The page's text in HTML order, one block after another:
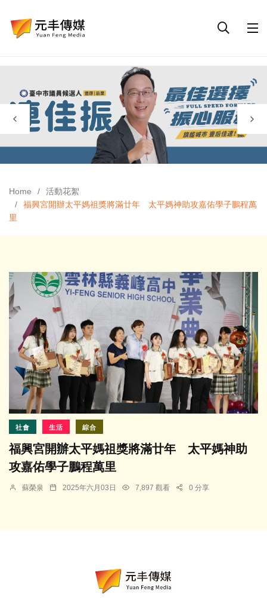
Home
活動花絮
福興宮開辦太平媽祖獎將滿廿年 太平媽神助攻嘉佑學子鵬程萬
里
社會 生活 綜合
福興宮開辦太平媽祖獎將滿廿年 太平媽神助
攻嘉佑學子鵬程萬里
蘇榮泉 2025年六月03日 7,897 觀看 0 分享